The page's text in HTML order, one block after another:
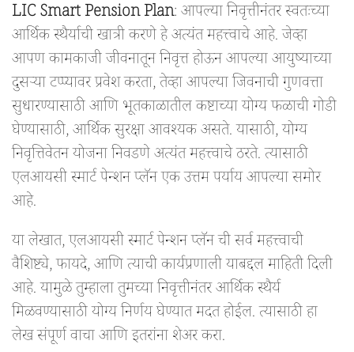
LIC Smart Pension Plan: आपल्या निवृत्तीनंतर स्वतःच्या
आर्थिक स्थैर्याची खात्री करणे हे अत्यंत महत्त्वाचे आहे. जेव्हा
आपण कामकाजी जीवनातून निवृत्त होऊन आपल्या आयुष्याच्या
दुसऱ्या टप्प्यावर प्रवेश करता, तेव्हा आपल्या जिवनाची गुणवत्ता
सुधारण्यासाठी आणि भूतकाळातील कष्टाच्या योग्य फळाची गोडी
घेण्यासाठी, आर्थिक सुरक्षा आवश्यक असते. यासाठी, योग्य
निवृत्तिवेतन योजना निवडणे अत्यंत महत्त्वाचे ठरते. त्यासाठी
एलआयसी स्मार्ट पेन्शन प्लॅन एक उत्तम पर्याय आपल्या समोर
आहे.
या लेखात, एलआयसी स्मार्ट पेन्शन प्लॅन ची सर्व महत्त्वाची
वैशिष्ट्ये, फायदे, आणि त्याची कार्यप्रणाली याबद्दल माहिती दिली
आहे. यामुळे तुम्हाला तुमच्या निवृत्तीनंतर आर्थिक स्थैर्य
मिळवण्यासाठी योग्य निर्णय घेण्यात मदत होईल. त्यासाठी हा
लेख संपूर्ण वाचा आणि इतरांना शेअर करा.